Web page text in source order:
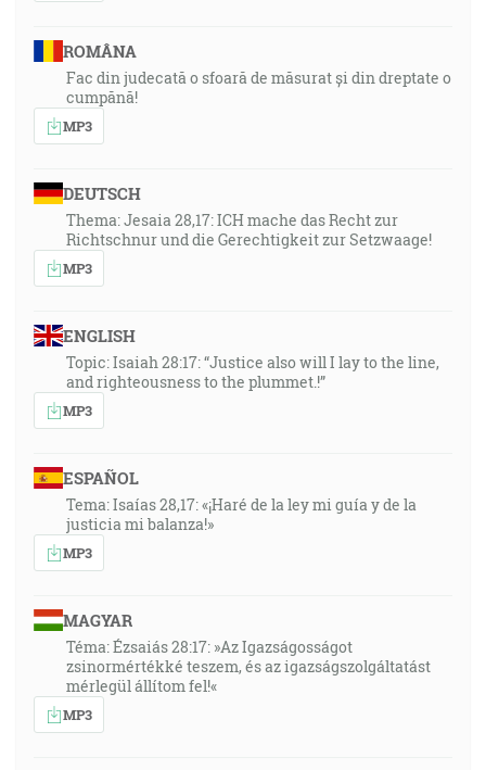
ROMÂNA
Fac din judecată o sfoară de măsurat și din dreptate o
cumpănă!
MP3
DEUTSCH
Thema: Jesaia 28,17: ICH mache das Recht zur
Richtschnur und die Gerechtigkeit zur Setzwaage!
MP3
ENGLISH
Topic: Isaiah 28:17: “Justice also will I lay to the line,
and righteousness to the plummet.!”
MP3
ESPAÑOL
Tema: Isaías 28,17: «¡Haré de la ley mi guía y de la
justicia mi balanza!»
MP3
MAGYAR
Téma: Ézsaiás 28:17: »Az Igazságosságot
zsinormértékké teszem, és az igazságszolgáltatást
mérlegül állítom fel!«
MP3